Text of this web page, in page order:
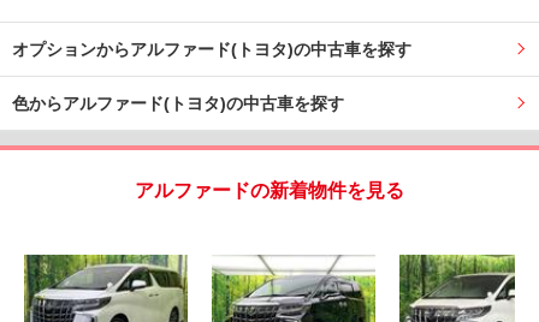
オプションからアルファード(トヨタ)の中古車を探す
色からアルファード(トヨタ)の中古車を探す
アルファードの新着物件を見る